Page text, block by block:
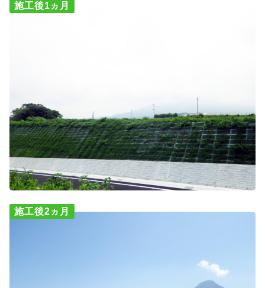
施工後1ヵ月
施工後2ヵ月